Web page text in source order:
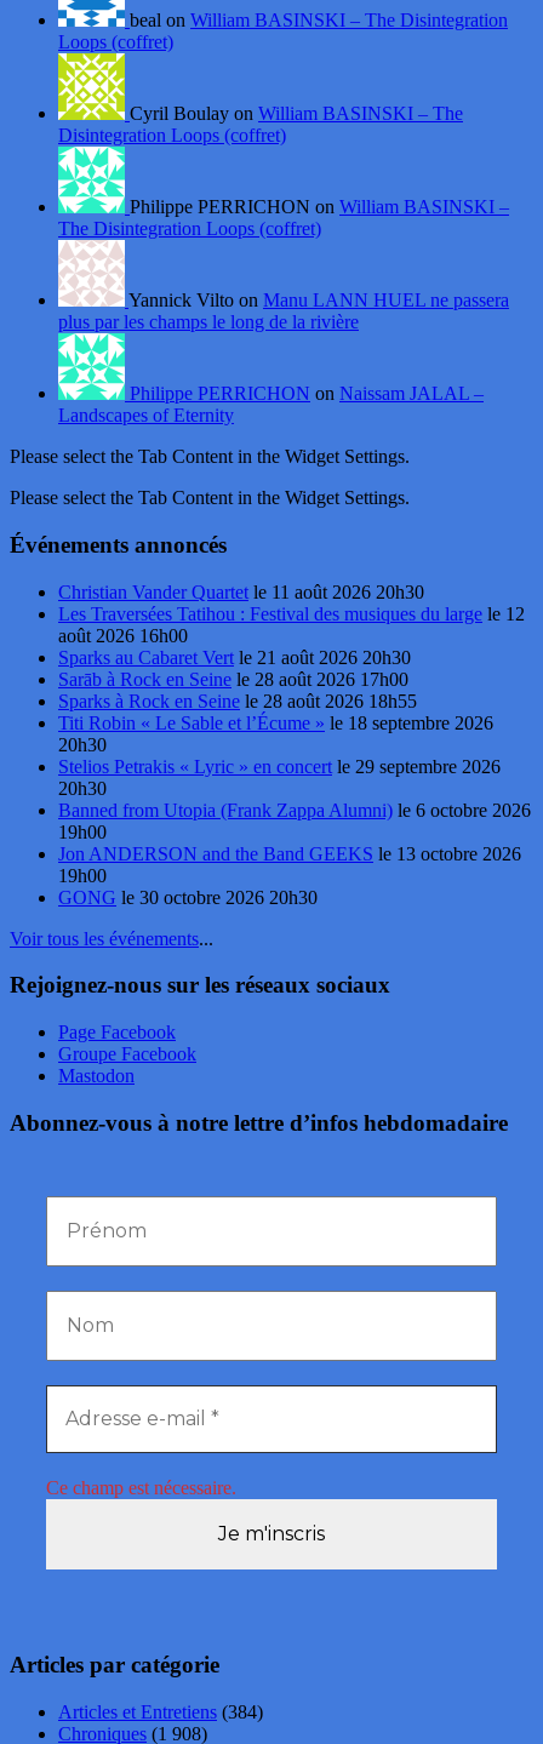
beal on William BASINSKI – The Disintegration
Loops (coffret)
Cyril Boulay on William BASINSKI – The
Disintegration Loops (coffret)
Philippe PERRICHON on William BASINSKI –
The Disintegration Loops (coffret)
Yannick Vilto on Manu LANN HUEL ne passera
plus par les champs le long de la rivière
Philippe PERRICHON on Naissam JALAL –
Landscapes of Eternity
Please select the Tab Content in the Widget Settings.
Please select the Tab Content in the Widget Settings.
Événements annoncés
Christian Vander Quartet le 11 août 2026 20h30
Les Traversées Tatihou : Festival des musiques du large le 12
août 2026 16h00
Sparks au Cabaret Vert le 21 août 2026 20h30
Sarāb à Rock en Seine le 28 août 2026 17h00
Sparks à Rock en Seine le 28 août 2026 18h55
Titi Robin « Le Sable et l’Écume » le 18 septembre 2026
20h30
Stelios Petrakis « Lyric » en concert le 29 septembre 2026
20h30
Banned from Utopia (Frank Zappa Alumni) le 6 octobre 2026
19h00
Jon ANDERSON and the Band GEEKS le 13 octobre 2026
19h00
GONG le 30 octobre 2026 20h30
Voir tous les événements...
Rejoignez-nous sur les réseaux sociaux
Page Facebook
Groupe Facebook
Mastodon
Abonnez-vous à notre lettre d’infos hebdomadaire
Ce champ est nécessaire.
Articles par catégorie
Articles et Entretiens (384)
Chroniques (1 908)